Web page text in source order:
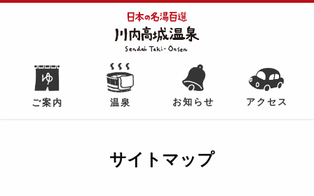
ご案内 温泉 お知らせ アクセス
サイトマップ